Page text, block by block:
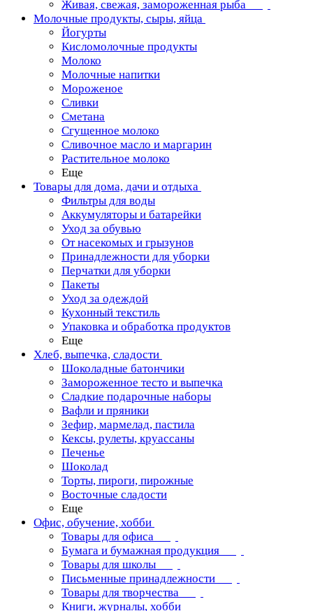
Живая, свежая, замороженная рыба
Молочные продукты, сыры, яйца
Йогурты
Кисломолочные продукты
Молоко
Молочные напитки
Мороженое
Сливки
Сметана
Сгущенное молоко
Сливочное масло и маргарин
Растительное молоко
Еще
Товары для дома, дачи и отдыха
Фильтры для воды
Аккумуляторы и батарейки
Уход за обувью
От насекомых и грызунов
Принадлежности для уборки
Перчатки для уборки
Пакеты
Уход за одеждой
Кухонный текстиль
Упаковка и обработка продуктов
Еще
Хлеб, выпечка, сладости
Шоколадные батончики
Замороженное тесто и выпечка
Сладкие подарочные наборы
Вафли и пряники
Зефир, мармелад, пастила
Кексы, рулеты, круассаны
Печенье
Шоколад
Торты, пироги, пирожные
Восточные сладости
Еще
Офис, обучение, хобби
Товары для офиса
Бумага и бумажная продукция
Товары для школы
Письменные принадлежности
Товары для творчества
Книги, журналы, хобби